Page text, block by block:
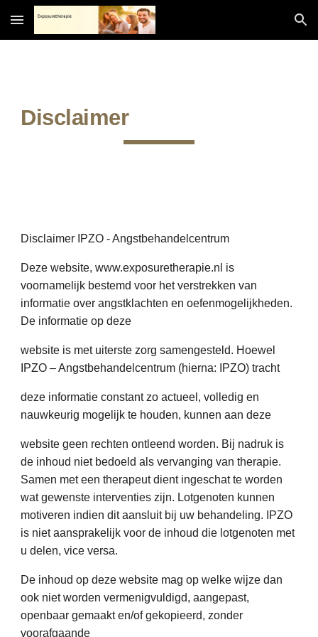
Skip to main content Skip to navigation
Disclaimer
Disclaimer IPZO - Angstbehandelcentrum
Deze website, www.exposuretherapie.nl is
voornamelijk bestemd voor het verstrekken van
informatie over angstklachten en oefenmogelijkheden.
De informatie op deze
website is met uiterste zorg samengesteld. Hoewel
IPZO – Angstbehandelcentrum (hierna: IPZO) tracht
deze informatie constant zo actueel, volledig en
nauwkeurig mogelijk te houden, kunnen aan deze
website geen rechten ontleend worden. Bij nadruk is
de inhoud niet bedoeld als vervanging van therapie.
Samen met een therapeut dient ingeschat te worden
wat gewenste interventies zijn. Lotgenoten kunnen
motiveren indien dit aansluit bij uw behandeling. IPZO
is niet aansprakelijk voor de inhoud die lotgenoten met
u delen, vice versa.
De inhoud op deze website mag op welke wijze dan
ook niet worden vermenigvuldigd, aangepast,
openbaar gemaakt en/of gekopieerd, zonder
voorafgaande